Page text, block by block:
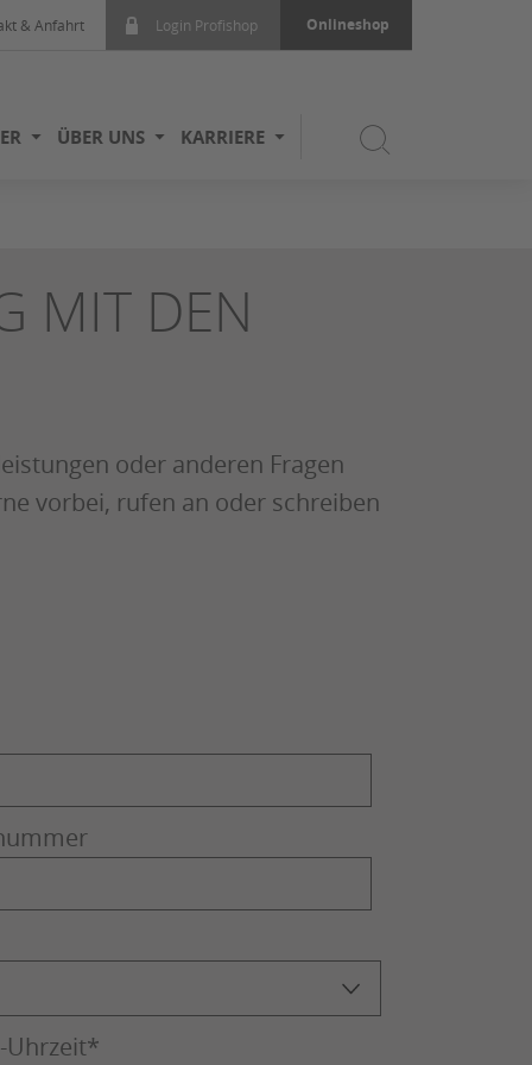
& Anfahrt Login Profishop Onlineshop
ÜBER UNS KARRIERE
MIT DEN
oder anderen Fragen
vorbei, rufen an oder schreiben
Uhrzeit*